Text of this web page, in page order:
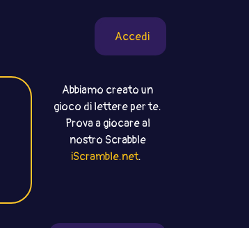
Accedi
Abbiamo creato un
gioco di lettere per te.
Prova a giocare al
nostro Scrabble
iScramble.net.